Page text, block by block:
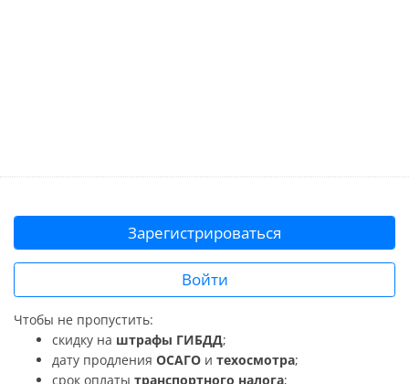
Зарегистрироваться
Войти
Чтобы не пропустить:
скидку на штрафы ГИБДД;
дату продления ОСАГО и техосмотра;
срок оплаты транспортного налога;